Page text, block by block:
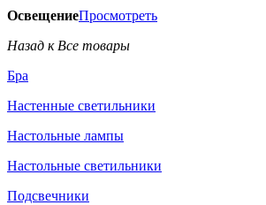
ОсвещениеПросмотреть
Назад к Все товары
Бра
Настенные светильники
Настольные лампы
Настольные светильники
Подсвечники